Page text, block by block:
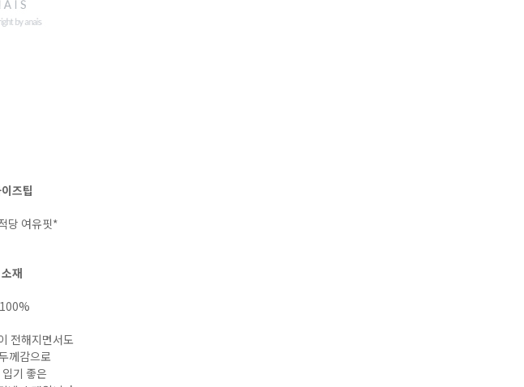
즈팁
당 여유핏*
재
전해지면서도
께감으로
기 좋은